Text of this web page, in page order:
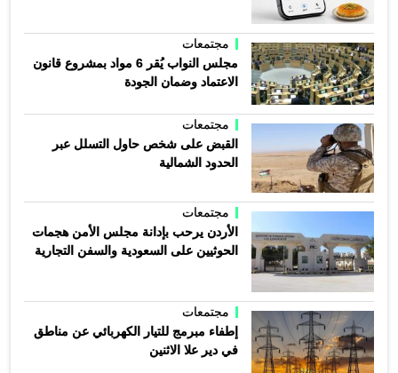
مجتمعات
مجلس النواب يُقر 6 مواد بمشروع قانون
الاعتماد وضمان الجودة
مجتمعات
القبض على شخص حاول التسلل عبر
الحدود الشمالية
مجتمعات
الأردن يرحب بإدانة مجلس الأمن هجمات
الحوثيين على السعودية والسفن التجارية
مجتمعات
إطفاء مبرمج للتيار الكهربائي عن مناطق
في دير علا الاثنين